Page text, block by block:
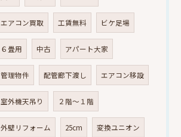
エアコン買取 工賃無料 ビケ足場
６畳用 中古 アパート大家
管理物件 配管廊下渡し エアコン移設
室外機天吊り ２階～１階
外壁リフォーム 25cm 変換ユニオン